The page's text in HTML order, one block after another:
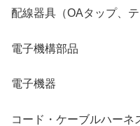
配線器具（OAタップ、
電子機構部品
電子機器
コード・ケーブルハーネ